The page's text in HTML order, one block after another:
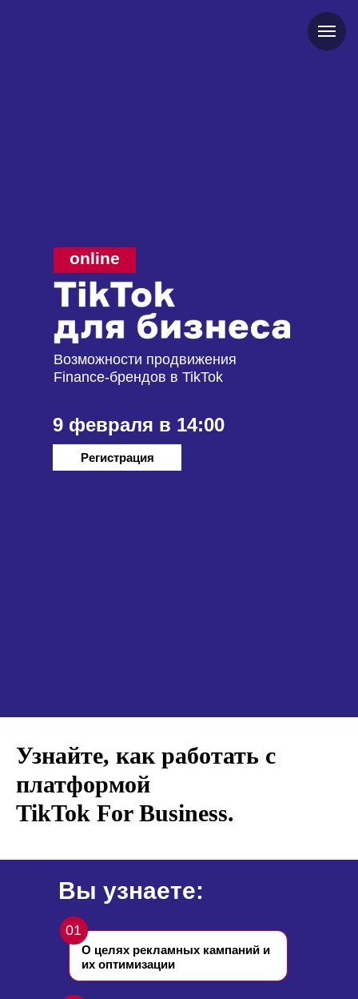
online
Возможности продвижения
Finance-брендов в TikTok
Регистрация
9 февраля в 14:00
Узнайте, как работать с
платформой
TikTok For Business.
О целях рекламных кампаний и
их оптимизации
Вы узнаете:
01